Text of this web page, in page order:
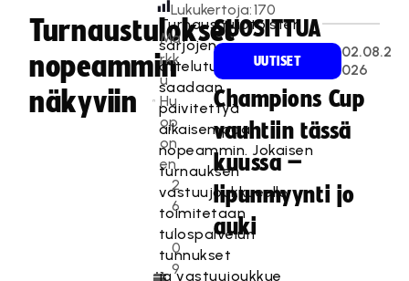
Turnaustulokset
nopeammin
näkyviin
Ma
rkk
u
Hu
op
on
en
2
6
.
0
9
Lukukertoja:170
Turnausmuotoisten
sarjojen
ottelutulokset
saadaan
päivitettyä
aikaisempaa
nopeammin. Jokaisen
turnauksen
vastuujoukkueelle
toimitetaan
tulospalvelun
tunnukset
ja vastuujoukkue
SUOSITTUA
UUTISET
02.08.2
026
Champions Cup
vauhtiin tässä
kuussa –
lipunmyynti jo
auki